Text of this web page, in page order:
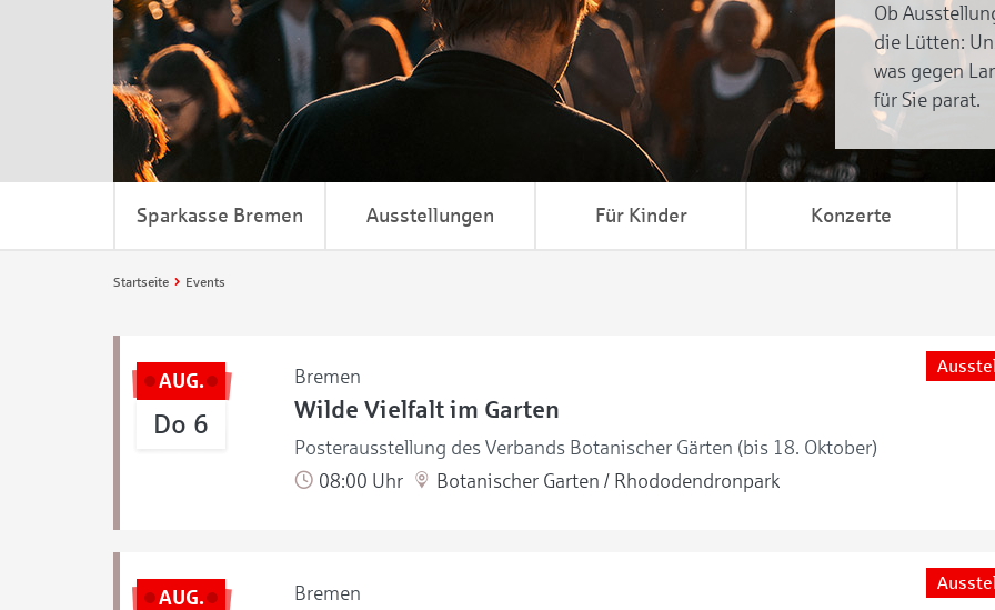
Ob
die Lütten:
was gegen
für Sie parat.
Sparkasse Bremen Ausstellungen Für Kinder Konzerte
Startseite Events
AUG.
Do 6
Bremen
Wilde Vielfalt im Garten
Posterausstellung des Verbands Botanischer Gärten (bis 18. Oktober)
08:00 Uhr
Botanischer Garten / Rhododendronpark
AUG. Bremen